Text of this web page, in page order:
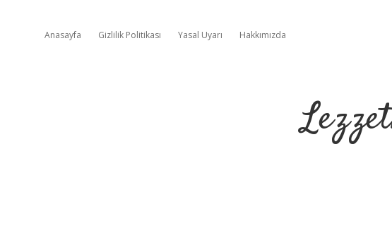
Anasayfa Gizlilik Politikası Yasal Uyarı Hakkımızda